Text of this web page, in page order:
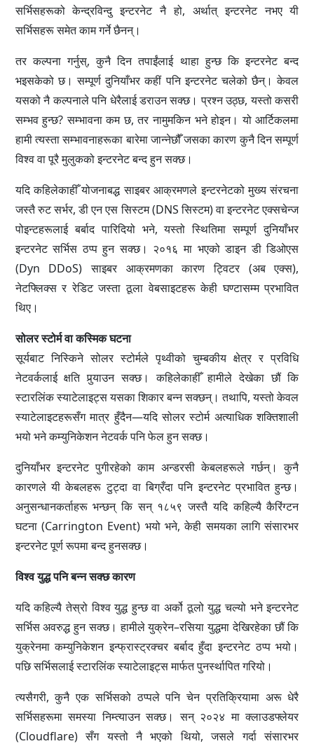
सर्भिसहरूको केन्द्रविन्दु इन्टरनेट नै हो, अर्थात् इन्टरनेट नभए यी
सर्भिसहरू समेत काम गर्ने छैनन्।
तर कल्पना गर्नुस्, कुनै दिन तपाईंलाई थाहा हुन्छ कि इन्टरनेट बन्द
भइसकेको छ। सम्पूर्ण दुनियाँभर कहीं पनि इन्टरनेट चलेको छैन्। केवल
यसको नै कल्पनाले पनि धेरैलाई डराउन सक्छ। प्रश्न उठ्छ, यस्तो कसरी
सम्भव हुन्छ? सम्भावना कम छ, तर नामुमकिन भने होइन। यो आर्टिकलमा
हामी त्यस्ता सम्भावनाहरूका बारेमा जान्नेछौँ जसका कारण कुनै दिन सम्पूर्ण
विश्व वा पूरै मुलुकको इन्टरनेट बन्द हुन सक्छ।
यदि कहिलेकाहीँ योजनाबद्ध साइबर आक्रमणले इन्टरनेटको मुख्य संरचना
जस्तै रुट सर्भर, डी एन एस सिस्टम (DNS सिस्टम) वा इन्टरनेट एक्सचेन्ज
पोइन्टहरूलाई बर्बाद पारिदियो भने, यस्तो स्थितिमा सम्पूर्ण दुनियाँभर
इन्टरनेट सर्भिस ठप्प हुन सक्छ। २०१६ मा भएको डाइन डी डिओएस
(Dyn DDoS) साइबर आक्रमणका कारण ट्विटर (अब एक्स),
नेटफ्लिक्स र रेडिट जस्ता ठूला वेबसाइटहरू केही घण्टासम्म प्रभावित
थिए।
सोलर स्टोर्म वा कस्मिक घटना
सूर्यबाट निस्किने सोलर स्टोर्मले पृथ्वीको चुम्बकीय क्षेत्र र प्रविधि
नेटवर्कलाई क्षति पुर्‍याउन सक्छ। कहिलेकाहीँ हामीले देखेका छौं कि
स्टारलिंक स्याटेलाइट्स यसका शिकार बन्न सक्छन्। तथापि, यस्तो केवल
स्याटेलाइटहरूसँग मात्र हुँदैन—यदि सोलर स्टोर्म अत्याधिक शक्तिशाली
भयो भने कम्युनिकेशन नेटवर्क पनि फेल हुन सक्छ।
दुनियाँभर इन्टरनेट पुगीरहेको काम अन्डरसी केबलहरूले गर्छन्। कुनै
कारणले यी केबलहरू टुट्दा वा बिग्रँदा पनि इन्टरनेट प्रभावित हुन्छ।
अनुसन्धानकर्ताहरू भन्छन् कि सन् १८५९ जस्तै यदि कहिल्यै कैरिंग्टन
घटना (Carrington Event) भयो भने, केही समयका लागि संसारभर
इन्टरनेट पूर्ण रूपमा बन्द हुनसक्छ।
विश्व युद्ध पनि बन्न सक्छ कारण
यदि कहिल्यै तेस्रो विश्व युद्ध हुन्छ वा अर्को ठूलो युद्ध चल्यो भने इन्टरनेट
सर्भिस अवरुद्ध हुन सक्छ। हामीले युक्रेन–रसिया युद्धमा देखिरहेका छौं कि
युक्रेनमा कम्युनिकेशन इन्फ्रास्ट्रक्चर बर्बाद हुँदा इन्टरनेट ठप्प भयो।
पछि सर्भिसलाई स्टारलिंक स्याटेलाइट्स मार्फत पुनर्स्थापित गरियो।
त्यसैगरी, कुनै एक सर्भिसको ठप्पले पनि चेन प्रतिक्रियामा अरू धेरै
सर्भिसहरूमा समस्या निम्त्याउन सक्छ। सन् २०२४ मा क्लाउडफ्लेयर
(Cloudflare) सँग यस्तो नै भएको थियो, जसले गर्दा संसारभर